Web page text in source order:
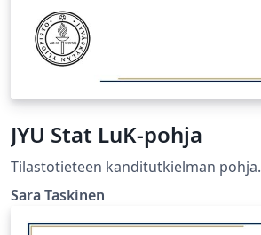
JYU Stat LuK-pohja
Tilastotieteen kanditutkielman pohja.
Sara Taskinen